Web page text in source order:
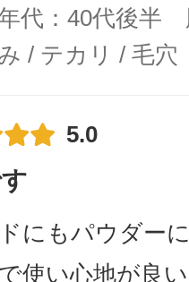
健康食品
代：40代後半
/ テカリ / 毛穴
5.0
にもパウダー
使い心地が良